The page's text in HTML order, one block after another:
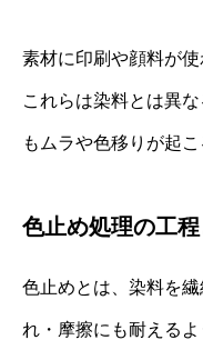
素材に印刷や顔料が使
これらは染料とは異
もムラや色移りが起
色止め処理の工
色止めとは、染料を
れ・摩擦にも耐える